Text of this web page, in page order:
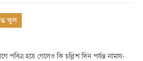
ভুল
পবিত্র হয়ে গেলেও কি চল্লিশ দিন পর্যন্ত নামায-